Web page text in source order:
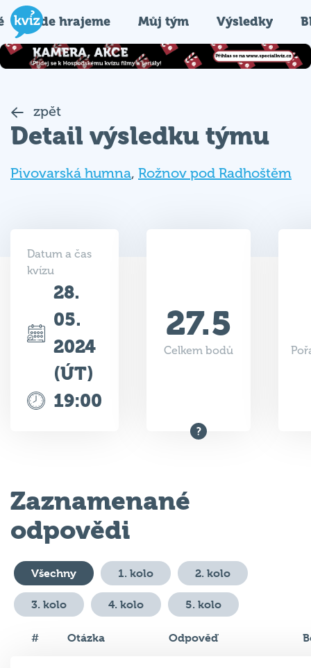
Kde hrajeme Můj tým Výsledky
zpět
Detail výsledku týmu
Pivovarská humna, Rožnov pod Radhoštěm
Datum a čas
kvízu
28.
05.
2024
(ÚT)
19:00
27.5
Celkem bodů
Zaznamenané
odpovědi
Všechny 1. kolo 2. kolo
3. kolo 4. kolo 5. kolo
# Otázka Odpověď